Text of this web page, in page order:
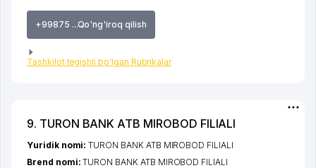
+99875 ...Qo'ng'iroq qilish
Tashkilot tegishli bo'lgan Rubrikalar
9. TURON BANK ATB MIROBOD FILIALI
Yuridik nomi:TURON BANK ATB MIROBOD FILIALI
Brend nomi:TURON BANK ATB MIROBOD FILIALI